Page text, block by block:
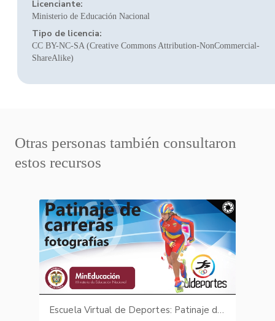
Licenciante:
Ministerio de Educación Nacional
Tipo de licencia:
CC BY-NC-SA (Creative Commons Attribution-NonCommercial-
ShareAlike)
Otras personas también consultaron
estos recursos
Escuela Virtual de Deportes: Patinaje de carreras - fotografías